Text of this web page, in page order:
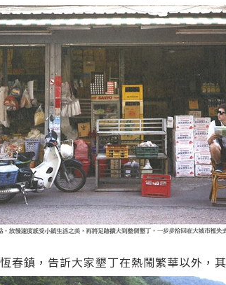
春鎮，告訢大家墾丁在熱鬧繁華以外，